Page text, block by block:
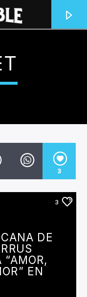
3
3
DE
“AMOR,
EN